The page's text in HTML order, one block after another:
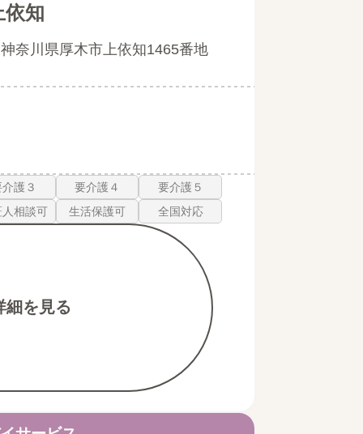
知
神奈川県厚木市上依知1465番地
介護３ 要介護４
要介護５
人相談可 生活保護可 全国対応
細を見る